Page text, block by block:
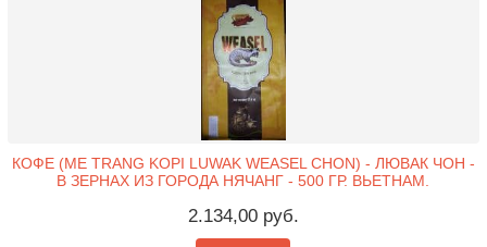
КОФЕ (ME TRANG KOPI LUWAK WEASEL CHON) - ЛЮВАК ЧОН -
В ЗЕРНАХ ИЗ ГОРОДА НЯЧАНГ - 500 ГР. ВЬЕТНАМ.
2.134,00 руб.